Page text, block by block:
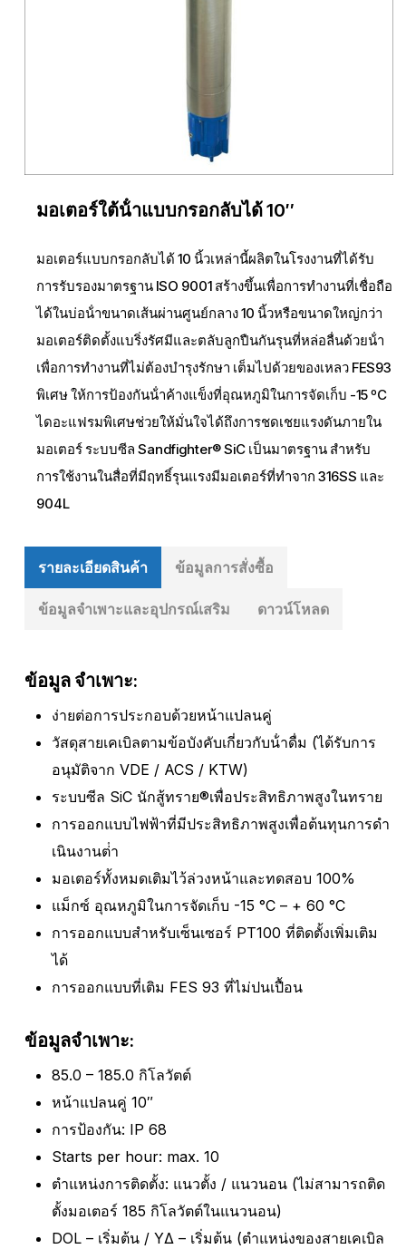
มอเตอร์ใต้น้ําแบบกรอกลับได้ 10″
มอเตอร์แบบกรอกลับได้ 10 นิ้วเหล่านี้ผลิตในโรงงานที่ได้รับ
การรับรองมาตรฐาน ISO 9001 สร้างขึ้นเพื่อการทํางานที่เชื่อถือ
ได้ในบ่อน้ําขนาดเส้นผ่านศูนย์กลาง 10 นิ้วหรือขนาดใหญ่กว่า
มอเตอร์ติดตั้งแบริ่งรัศมีและตลับลูกปืนกันรุนที่หล่อลื่นด้วยน้ํา
เพื่อการทํางานที่ไม่ต้องบํารุงรักษา เต็มไปด้วยของเหลว FES93
พิเศษ ให้การป้องกันน้ําค้างแข็งที่อุณหภูมิในการจัดเก็บ -15 ºC
ไดอะแฟรมพิเศษช่วยให้มั่นใจได้ถึงการชดเชยแรงดันภายใน
มอเตอร์ ระบบซีล Sandfighter® SiC เป็นมาตรฐาน สําหรับ
การใช้งานในสื่อที่มีฤทธิ์รุนแรงมีมอเตอร์ที่ทําจาก 316SS และ
904L
รายละเอียดสินค้า ข้อมูลการสั่งซื้อ
ข้อมูลจําเพาะและอุปกรณ์เสริม ดาวน์โหลด
ข้อมูล จำเพาะ:
ง่ายต่อการประกอบด้วยหน้าแปลนคู่
วัสดุสายเคเบิลตามข้อบังคับเกี่ยวกับน้ําดื่ม (ได้รับการ
อนุมัติจาก VDE / ACS / KTW)
ระบบซีล SiC นักสู้ทราย®เพื่อประสิทธิภาพสูงในทราย
การออกแบบไฟฟ้าที่มีประสิทธิภาพสูงเพื่อต้นทุนการดํา
เนินงานต่ํา
มอเตอร์ทั้งหมดเติมไว้ล่วงหน้าและทดสอบ 100%
แม็กซ์ อุณหภูมิในการจัดเก็บ -15 °C – + 60 °C
การออกแบบสําหรับเซ็นเซอร์ PT100 ที่ติดตั้งเพิ่มเติม
ได้
การออกแบบที่เติม FES 93 ที่ไม่ปนเปื้อน
ข้อมูลจําเพาะ:
85.0 – 185.0 กิโลวัตต์
หน้าแปลนคู่ 10″
การป้องกัน: IP 68
Starts per hour: max. 10
ตําแหน่งการติดตั้ง: แนวตั้ง / แนวนอน (ไม่สามารถติด
ตั้งมอเตอร์ 185 กิโลวัตต์ในแนวนอน)
DOL – เริ่มต้น / YΔ – เริ่มต้น (ตําแหน่งของสายเคเบิล